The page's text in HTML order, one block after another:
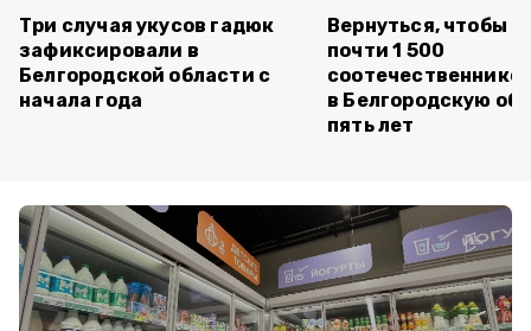
Три случая укусов гадюк
зафиксировали в
Белгородской области с
начала года
Вернуться, чтобы
почти 1 500
в Белгородскую
пять лет